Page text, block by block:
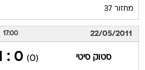
מחזור 37
22/05/2011
17:00
סטוק סיטי (0)
0 : 1